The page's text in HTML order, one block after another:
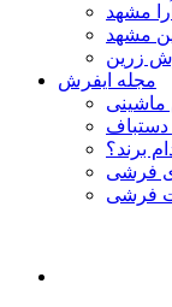
مشهد
مشهد
زرین
مجله ایفرش
ماشینی
برند؟
فرشی
فرشی